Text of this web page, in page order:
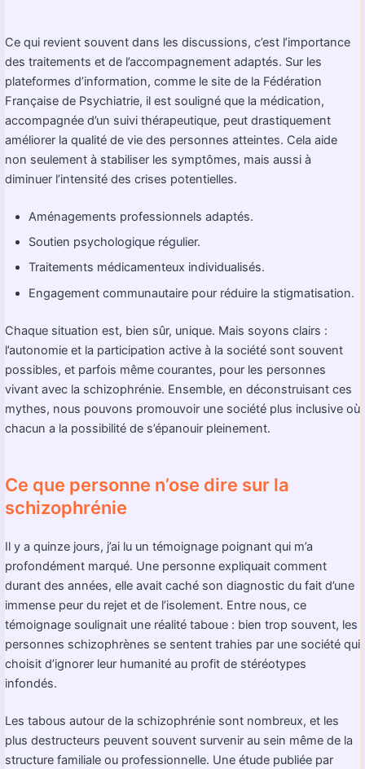
Ce qui revient souvent dans les discussions, c’est l’importance
des traitements et de l’accompagnement adaptés. Sur les
plateformes d’information, comme le site de la Fédération
Française de Psychiatrie, il est souligné que la médication,
accompagnée d’un suivi thérapeutique, peut drastiquement
améliorer la qualité de vie des personnes atteintes. Cela aide
non seulement à stabiliser les symptômes, mais aussi à
diminuer l’intensité des crises potentielles.
Aménagements professionnels adaptés.
Soutien psychologique régulier.
Traitements médicamenteux individualisés.
Engagement communautaire pour réduire la stigmatisation.
Chaque situation est, bien sûr, unique. Mais soyons clairs :
l’autonomie et la participation active à la société sont souvent
possibles, et parfois même courantes, pour les personnes
vivant avec la schizophrénie. Ensemble, en déconstruisant ces
mythes, nous pouvons promouvoir une société plus inclusive où
chacun a la possibilité de s’épanouir pleinement.
Ce que personne n’ose dire sur la
schizophrénie
Il y a quinze jours, j’ai lu un témoignage poignant qui m’a
profondément marqué. Une personne expliquait comment
durant des années, elle avait caché son diagnostic du fait d’une
immense peur du rejet et de l’isolement. Entre nous, ce
témoignage soulignait une réalité taboue : bien trop souvent, les
personnes schizophrènes se sentent trahies par une société qui
choisit d’ignorer leur humanité au profit de stéréotypes
infondés.
Les tabous autour de la schizophrénie sont nombreux, et les
plus destructeurs peuvent souvent survenir au sein même de la
structure familiale ou professionnelle. Une étude publiée par